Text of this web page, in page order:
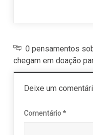
0 pensamentos
chegam em doação
Deixe um
Comentário*